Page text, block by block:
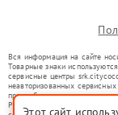
Вся информация на сайте
Товарные знаки
сервисные центры
неавторизованных
правообладателями
Ремонт осуществляется для
Этот сайт